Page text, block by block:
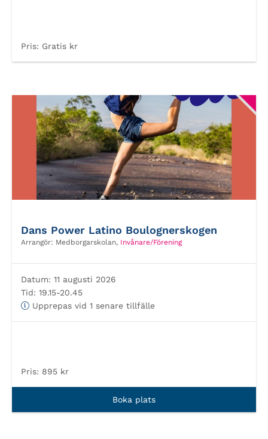
Pris: Gratis kr
Dans Power Latino Boulognerskogen
Arrangör: Medborgarskolan, Invånare/Förening
Datum: 11 augusti 2026
Tid: 19.15-20.45
Upprepas vid 1 senare tillfälle
Pris: 895 kr
Boka plats